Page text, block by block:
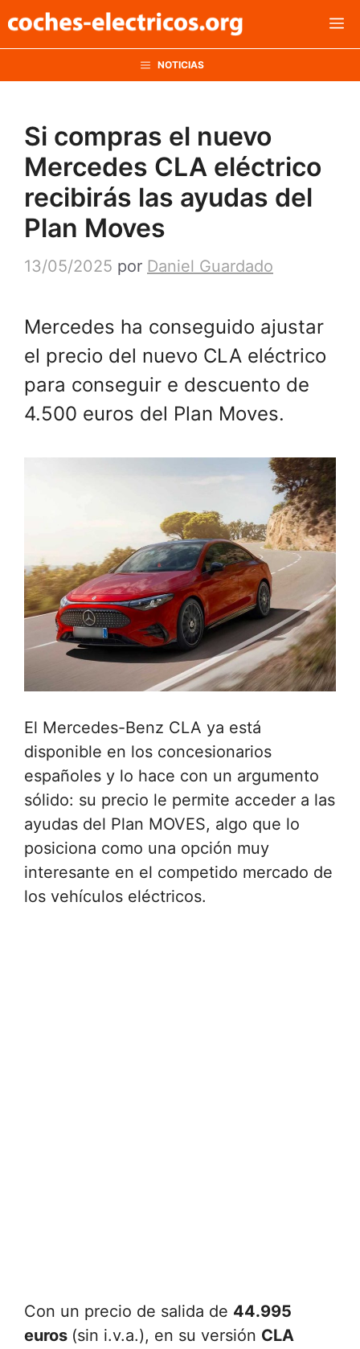
al
NOTICIAS
Si compras el nuevo
Mercedes CLA eléctrico
recibirás las ayudas del
Plan Moves
13/05/2025 por Daniel Guardado
Mercedes ha conseguido ajustar
el precio del nuevo CLA eléctrico
para conseguir e descuento de
4.500 euros del Plan Moves.
El Mercedes-Benz CLA ya está
disponible en los concesionarios
españoles y lo hace con un argumento
sólido: su precio le permite acceder a las
ayudas del Plan MOVES, algo que lo
posiciona como una opción muy
interesante en el competido mercado de
los vehículos eléctricos.
Con un precio de salida de 44.995
euros (sin i.v.a.), en su versión CLA